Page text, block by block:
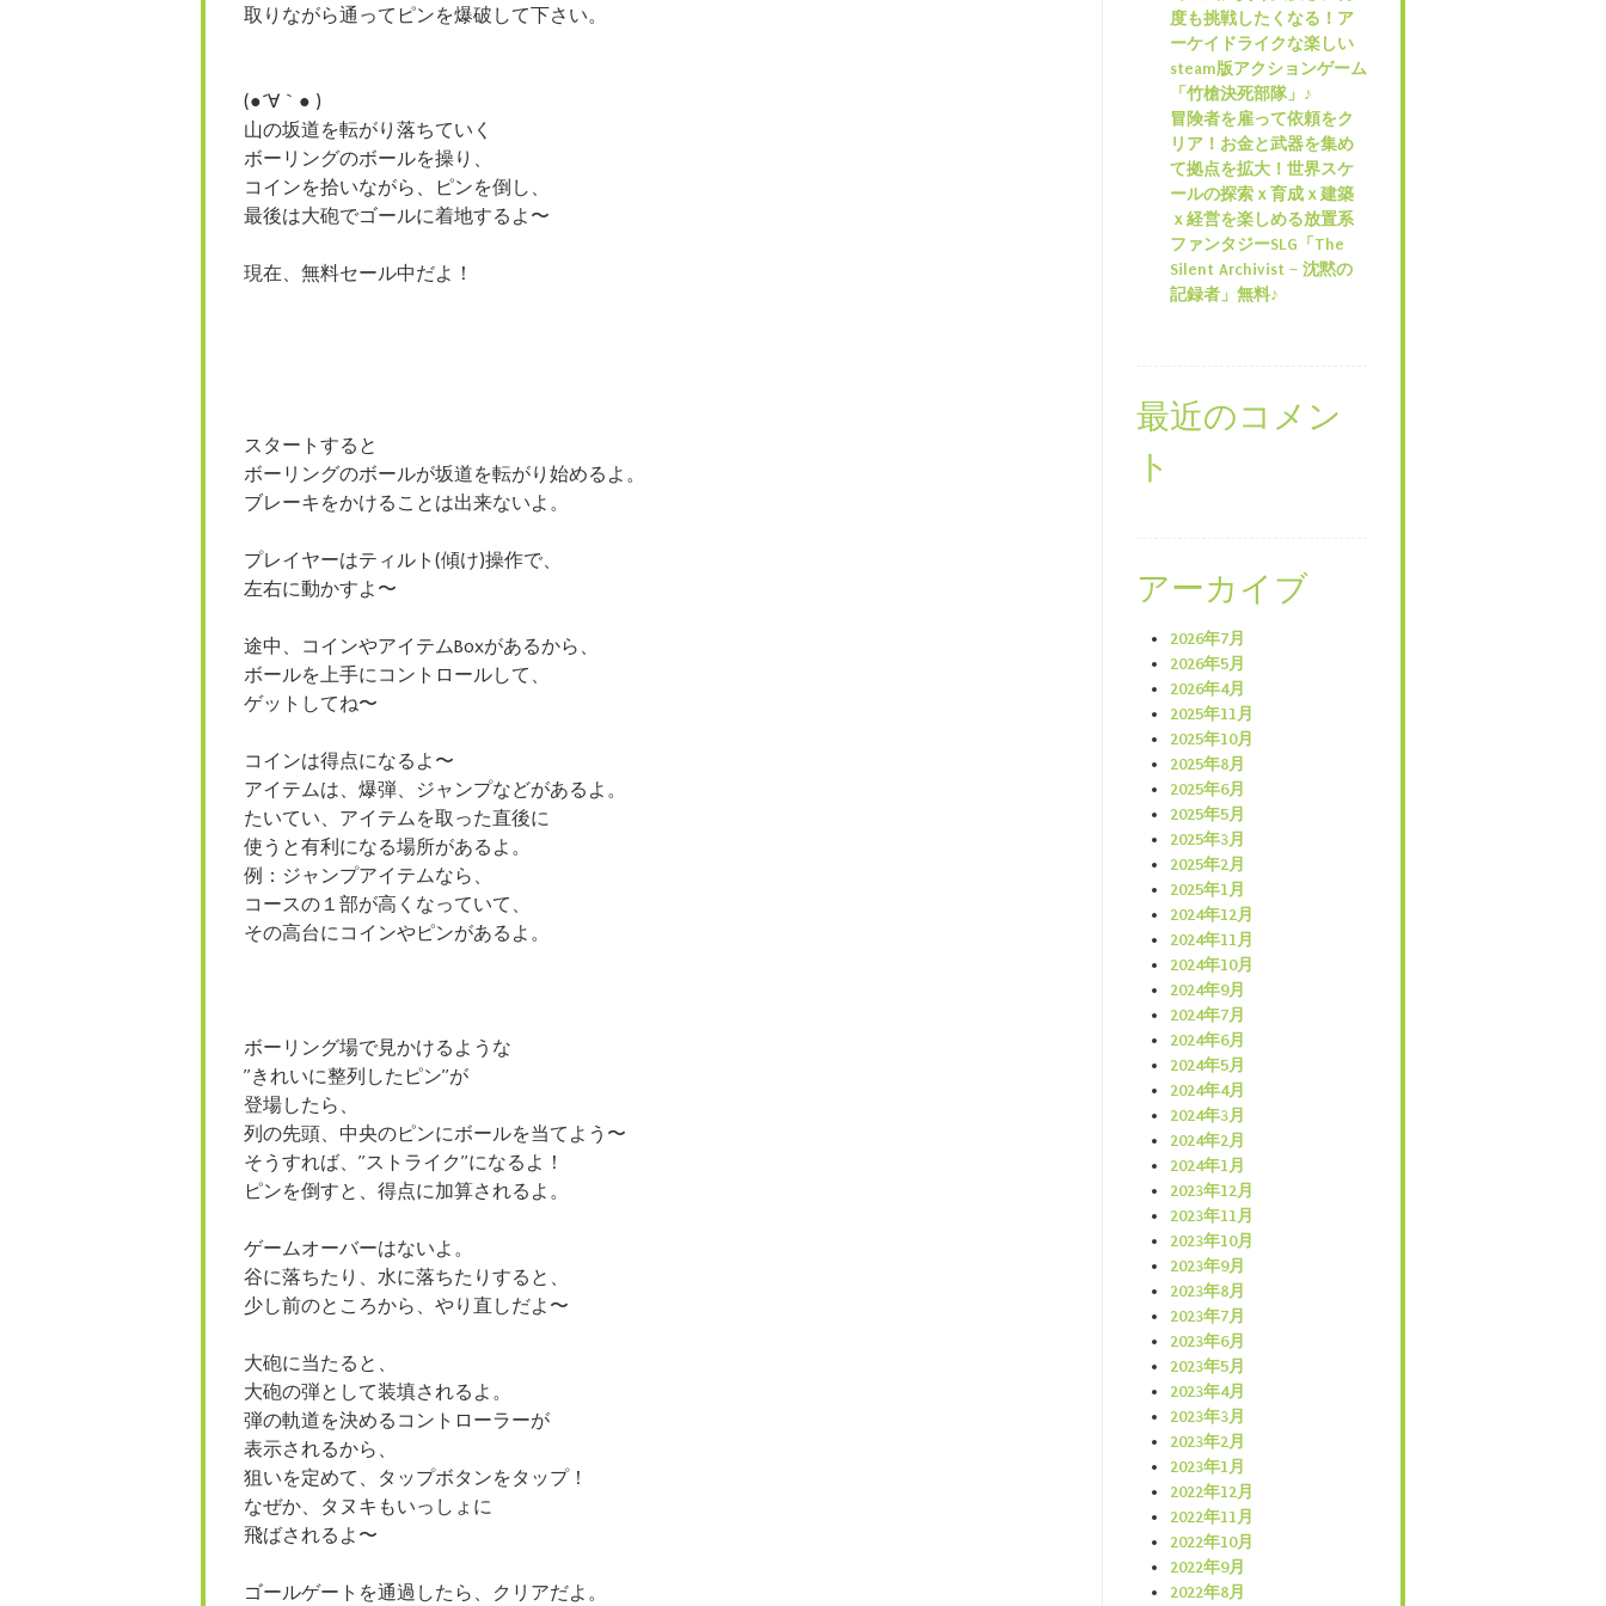
取りながら通ってピンを爆破して下さい。
(●´∀｀● )
山の坂道を転がり落ちていく
ボーリングのボールを操り、
コインを拾いながら、ピンを倒し、
最後は大砲でゴールに着地するよ〜
現在、無料セール中だよ！
スタートすると
ボーリングのボールが坂道を転がり始めるよ。
ブレーキをかけることは出来ないよ。
プレイヤーはティルト(傾け)操作で、
左右に動かすよ〜
途中、コインやアイテムBoxがあるから、
ボールを上手にコントロールして、
ゲットしてね〜
コインは得点になるよ〜
アイテムは、爆弾、ジャンプなどがあるよ。
たいてい、アイテムを取った直後に
使うと有利になる場所があるよ。
例：ジャンプアイテムなら、
コースの１部が高くなっていて、
その高台にコインやピンがあるよ。
ボーリング場で見かけるような
”きれいに整列したピン”が
登場したら、
列の先頭、中央のピンにボールを当てよう〜
そうすれば、”ストライク”になるよ！
ピンを倒すと、得点に加算されるよ。
ゲームオーバーはないよ。
谷に落ちたり、水に落ちたりすると、
少し前のところから、やり直しだよ〜
大砲に当たると、
大砲の弾として装填されるよ。
弾の軌道を決めるコントローラーが
表示されるから、
狙いを定めて、タップボタンをタップ！
なぜか、タヌキもいっしょに
飛ばされるよ〜
ゴールゲートを通過したら、クリアだよ。
度も挑戦したくなる！ア
ーケイドライクな楽しい
steam版アクションゲーム
「竹槍決死部隊」♪
冒険者を雇って依頼をク
リア！お金と武器を集め
て拠点を拡大！世界スケ
ールの探索ｘ育成ｘ建築
ｘ経営を楽しめる放置系
ファンタジーSLG「The
Silent Archivist – 沈黙の
記録者」無料♪
最近のコメン
ト
アーカイブ
2026年7月
2026年5月
2026年4月
2025年11月
2025年10月
2025年8月
2025年6月
2025年5月
2025年3月
2025年2月
2025年1月
2024年12月
2024年11月
2024年10月
2024年9月
2024年7月
2024年6月
2024年5月
2024年4月
2024年3月
2024年2月
2024年1月
2023年12月
2023年11月
2023年10月
2023年9月
2023年8月
2023年7月
2023年6月
2023年5月
2023年4月
2023年3月
2023年2月
2023年1月
2022年12月
2022年11月
2022年10月
2022年9月
2022年8月